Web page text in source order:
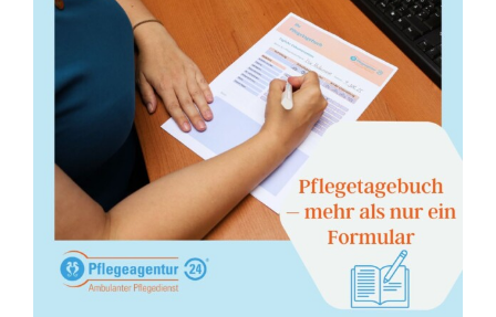
Pflegetagebuch –
Erklärung und Muster
Allgemein Pflege